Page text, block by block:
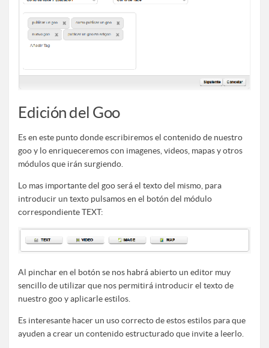
Edición del Goo
Es en este punto donde escribiremos el contenido de nuestro
goo y lo enriqueceremos con imagenes, videos, mapas y otros
módulos que irán surgiendo.
Lo mas importante del goo será el texto del mismo, para
introducir un texto pulsamos en el botón del módulo
correspondiente TEXT:
Al pinchar en el botón se nos habrá abierto un editor muy
sencillo de utilizar que nos permitirá introducir el texto de
nuestro goo y aplicarle estilos.
Es interesante hacer un uso correcto de estos estilos para que
ayuden a crear un contenido estructurado que invite a leerlo.